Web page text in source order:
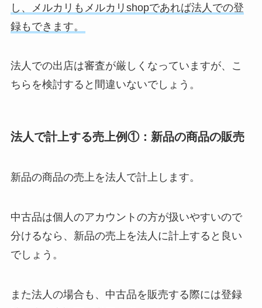
し、メルカリもメルカリshopであれば法人での登
録もできます。
法人での出店は審査が厳しくなっていますが、こ
ちらを検討すると間違いないでしょう。
法人で計上する売上例①：新品の商品の販売
新品の商品の売上を法人で計上します。
中古品は個人のアカウントの方が扱いやすいので
分けるなら、新品の売上を法人に計上すると良い
でしょう。
また法人の場合も、中古品を販売する際には登録